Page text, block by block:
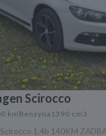
Scirocco
kmBenzyna 1390 cm3
1.4b 140KM